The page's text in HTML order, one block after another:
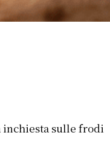
inchiesta sulle frodi